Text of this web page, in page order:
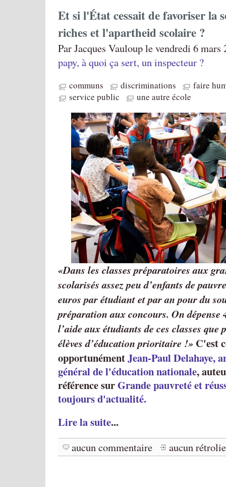
Et si l'État cessait de favoriser la
riches et l'apartheid scolaire ?
Par Jacques Vauloup le vendredi 6
papy, à quoi ça sert, un inspecteur ?
communs discriminations
faire
service public
une autre école
Dans les classes préparatoires aux
scolarisés assez peu d’enfants de
euros par étudiant et par an pour du
préparation aux concours. On dépense
l’aide aux étudiants de ces classes que
élèves d’éducation prioritaire ! C'est
opportunémentJean-Paul Delahaye,
général de l'éducation nationale,
référence surGrande pauvreté et
toujours d'actualité.
Lire la suite...
aucun commentaire aucun